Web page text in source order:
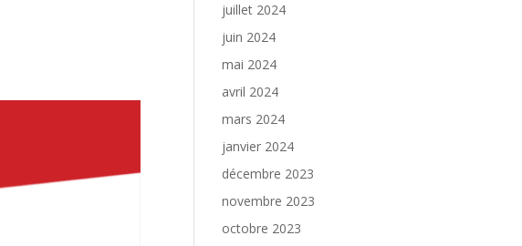
juillet 2024
juin 2024
mai 2024
avril 2024
mars 2024
janvier 2024
décembre 2023
novembre 2023
octobre 2023